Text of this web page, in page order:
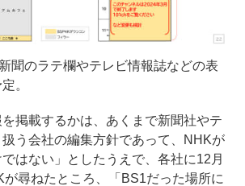
聞のラテ欄やテレビ情報誌などの表
。
を掲載するかは、あくまで新聞社やテ
う会社の編集方針であって、NHKが
はない」としたうえで、各社に12月
が尋ねたところ、「BS1だった場所に